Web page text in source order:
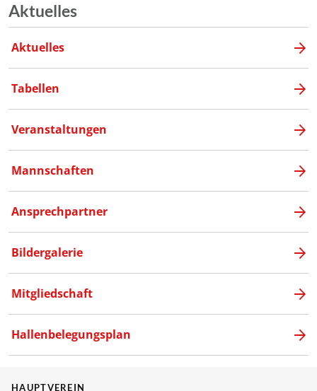
Aktuelles
Aktuelles
Tabellen
Veranstaltungen
Mannschaften
Ansprechpartner
Bildergalerie
Mitgliedschaft
Hallenbelegungsplan
HAUPTVEREIN